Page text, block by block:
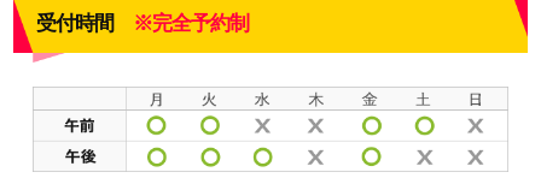
受付時間 ※完全予約制